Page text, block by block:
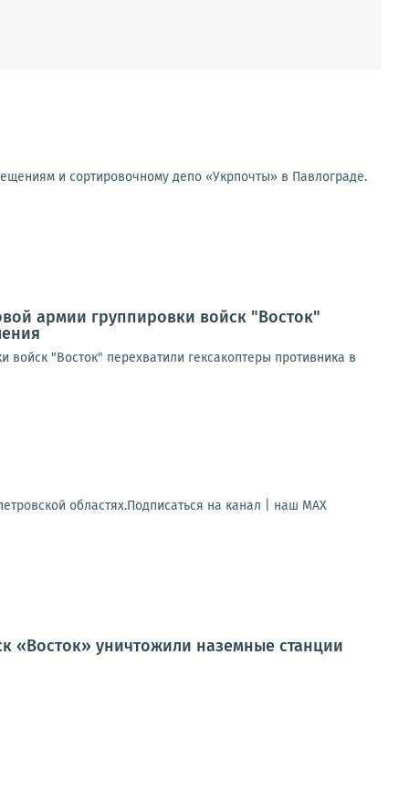
и сортировочному депо «Укрпочты» в Павлограде.
армии группировки войск "Восток"
войск "Восток" перехватили гексакоптеры противника в
областях.Подписаться на канал | наш МАХ
«Восток» уничтожили наземные станции